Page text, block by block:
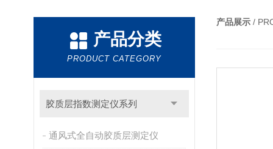
产品分类
PRODUCT CATEGORY
胶质层指数测定仪系列
通风式全自动胶质层测定仪
产品展示 /